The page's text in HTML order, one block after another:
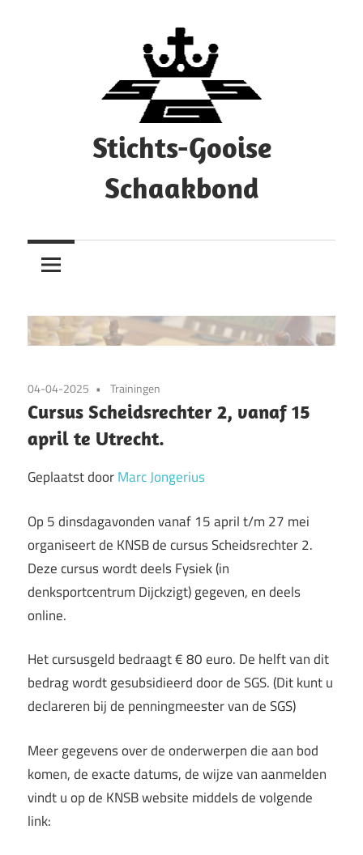
Stichts-Gooise
Schaakbond
04-04-2025 Trainingen
Cursus Scheidsrechter 2, vanaf 15
april te Utrecht.
Geplaatst doorMarc Jongerius
Op 5 dinsdagavonden vanaf 15 april t/m 27 mei
organiseert de KNSB de cursus Scheidsrechter 2.
Deze cursus wordt deels Fysiek (in
denksportcentrum Dijckzigt) gegeven, en deels
online.
Het cursusgeld bedraagt € 80 euro. De helft van dit
bedrag wordt gesubsidieerd door de SGS. (Dit kunt u
declareren bij de penningmeester van de SGS)
Meer gegevens over de onderwerpen die aan bod
komen, de exacte datums, de wijze van aanmelden
vindt u op de KNSB website middels de volgende
link: